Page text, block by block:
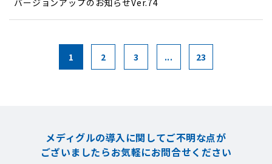
バージョンアップのお知らせVer.74
1 2 3 ... 23
メディグルの導入に関してご不明な点が
ございましたらお気軽にお問合せください